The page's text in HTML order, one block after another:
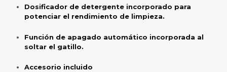
Dosificador de detergente incorporado para
potenciar el rendimiento de limpieza.
Función de apagado automático incorporada al
soltar el gatillo.
Accesorio incluido